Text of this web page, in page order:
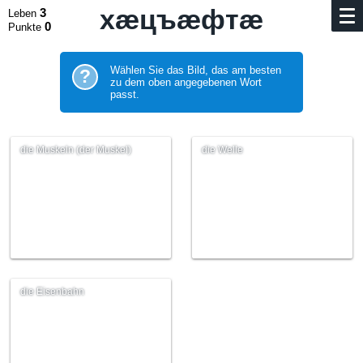
Leben 3
Punkte 0 хӕцъӕфтӕ
?
Wählen Sie das Bild, das am besten
zu dem oben angegebenen Wort
passt.
die Muskeln (der Muskel) die Welle
die Eisenbahn